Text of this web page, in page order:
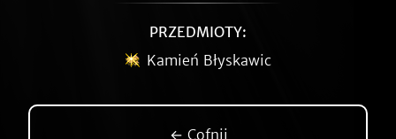
PRZEDMIOTY:
Kamień Błyskawic
← Cofnij